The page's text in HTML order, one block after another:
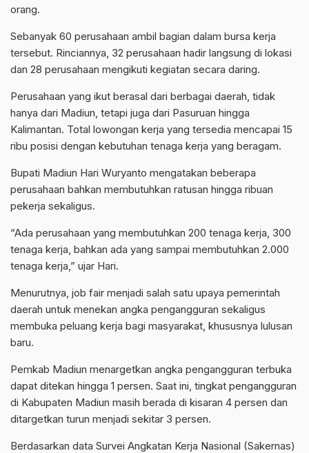
orang.
Sebanyak 60 perusahaan ambil bagian dalam bursa kerja
tersebut. Rinciannya, 32 perusahaan hadir langsung di lokasi
dan 28 perusahaan mengikuti kegiatan secara daring.
Perusahaan yang ikut berasal dari berbagai daerah, tidak
hanya dari Madiun, tetapi juga dari Pasuruan hingga
Kalimantan. Total lowongan kerja yang tersedia mencapai 15
ribu posisi dengan kebutuhan tenaga kerja yang beragam.
Bupati Madiun Hari Wuryanto mengatakan beberapa
perusahaan bahkan membutuhkan ratusan hingga ribuan
pekerja sekaligus.
“Ada perusahaan yang membutuhkan 200 tenaga kerja, 300
tenaga kerja, bahkan ada yang sampai membutuhkan 2.000
tenaga kerja,” ujar Hari.
Menurutnya, job fair menjadi salah satu upaya pemerintah
daerah untuk menekan angka pengangguran sekaligus
membuka peluang kerja bagi masyarakat, khususnya lulusan
baru.
Pemkab Madiun menargetkan angka pengangguran terbuka
dapat ditekan hingga 1 persen. Saat ini, tingkat pengangguran
di Kabupaten Madiun masih berada di kisaran 4 persen dan
ditargetkan turun menjadi sekitar 3 persen.
Berdasarkan data Survei Angkatan Kerja Nasional (Sakernas)